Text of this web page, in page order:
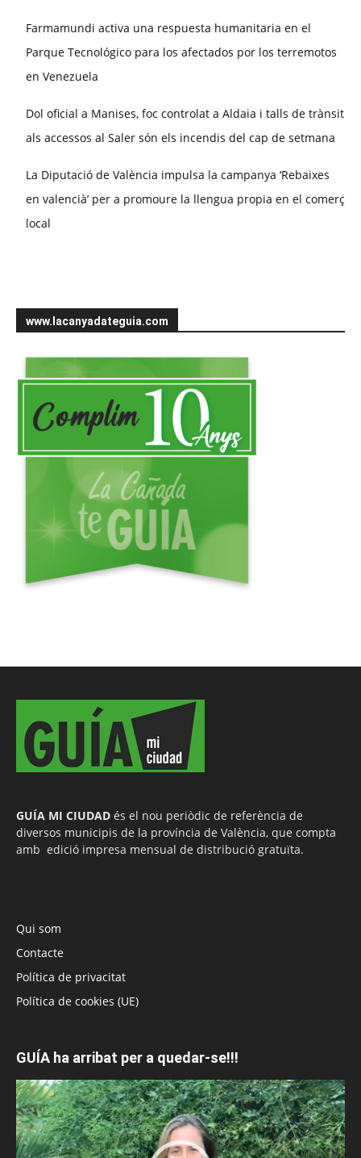
Farmamundi activa una respuesta humanitaria en el
Parque Tecnológico para los afectados por los terremotos
en Venezuela
Dol oficial a Manises, foc controlat a Aldaia i talls de trànsit
als accessos al Saler són els incendis del cap de setmana
La Diputació de València impulsa la campanya ‘Rebaixes
en valencià’ per a promoure la llengua propia en el comerç
local
www.lacanyadateguia.com
GUÍA MI CIUDAD és el nou periòdic de referència de
diversos municipis de la província de València, que compta
amb edició impresa mensual de distribució gratuïta.
Qui som
Contacte
Política de privacitat
Política de cookies (UE)
GUÍA ha arribat per a quedar-se!!!
Reproductor
de
vídeo